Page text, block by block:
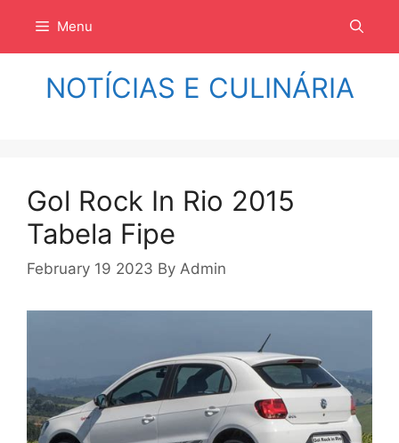
isi
Menu
NOTÍCIAS E CULINÁRIA
Gol Rock In Rio 2015
Tabela Fipe
February 19 2023 By Admin